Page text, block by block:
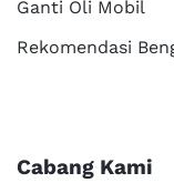
Ganti Oli Mobil
Rekomendasi
Cabang Kami